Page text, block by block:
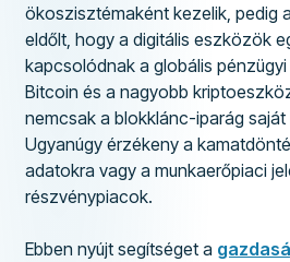
ökoszisztémaként kezelik, pedig
eldőlt, hogy a digitális eszközök
kapcsolódnak a globális
Bitcoin és a nagyobb
nemcsak a blokklánc-iparág saját
Ugyanúgy érzékeny a
adatokra vagy a munkaerőpiaci
részvénypiacok.
Ebben nyújt segítséget a